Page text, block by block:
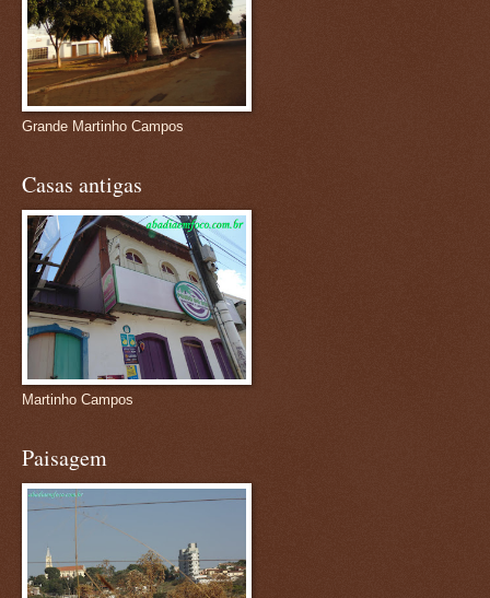
Grande Martinho Campos
Casas antigas
Martinho Campos
Paisagem